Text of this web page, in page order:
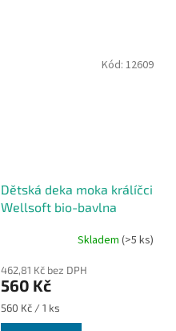
Dětská deka moka králíčci
Wellsoft bio-bavlna
Skladem (>5 ks)
462,81 Kč bez DPH
560 Kč
Měrná
cena:
560 Kč / 1 ks
Kód: 12609